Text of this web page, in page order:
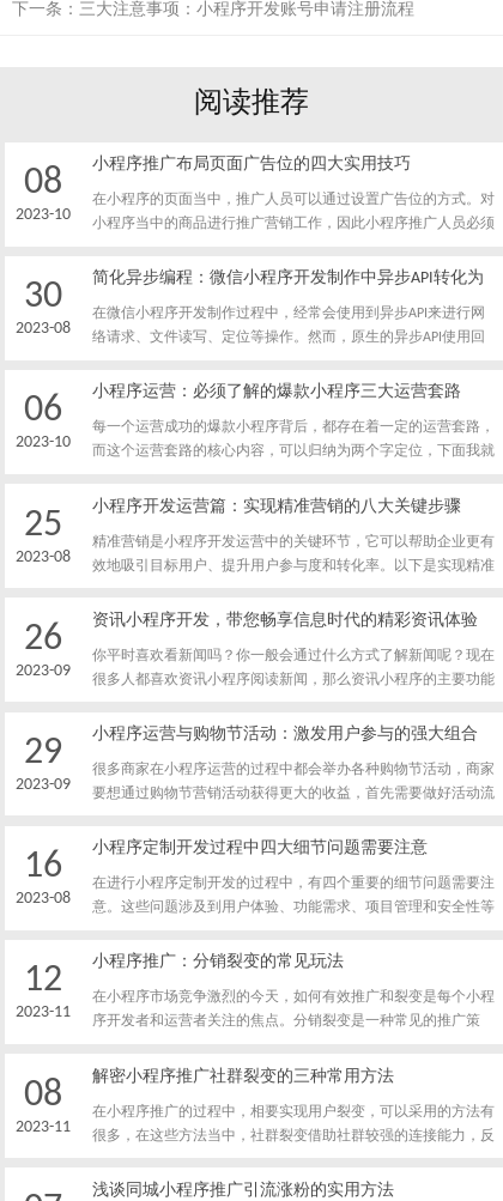
下一条： 三大注意事项：小程序开发账号申请注册流程
阅读推荐
08
2023-10
小程序推广布局页面广告位的四大实用技巧
在小程序的页面当中，推广人员可以通过设置广告位的方式。对
小程序当中的商品进行推广营销工作，因此小程序推广人员必须
推广人员布局页面广告位的实用技巧有哪些。
30
2023-08
简化异步编程：微信小程序开发制作中异步API转化为
Promise
在微信小程序开发制作过程中，经常会使用到异步API来进行网
络请求、文件读写、定位等操作。然而，原生的异步API使用回
性差。为了简化异步编程，可以将异步API转化为Promise对象的
06
2023-10
小程序运营：必须了解的爆款小程序三大运营套路
每一个运营成功的爆款小程序背后，都存在着一定的运营套路，
而这个运营套路的核心内容，可以归纳为两个字定位，下面我就
路有哪些。
25
2023-08
小程序开发运营篇：实现精准营销的八大关键步骤
精准营销是小程序开发运营中的关键环节，它可以帮助企业更有
效地吸引目标用户、提升用户参与度和转化率。以下是实现精准
26
2023-09
资讯小程序开发，带您畅享信息时代的精彩资讯体验
你平时喜欢看新闻吗？你一般会通过什么方式了解新闻呢？现在
很多人都喜欢资讯小程序阅读新闻，那么资讯小程序的主要功能
29
2023-09
小程序运营与购物节活动：激发用户参与的强大组合
很多商家在小程序运营的过程中都会举办各种购物节活动，商家
要想通过购物节营销活动获得更大的收益，首先需要做好活动流
办购物节营销活动的关键步骤都有哪些。
16
2023-08
小程序定制开发过程中四大细节问题需要注意
在进行小程序定制开发的过程中，有四个重要的细节问题需要注
意。这些问题涉及到用户体验、功能需求、项目管理和安全性等
12
2023-11
小程序推广：分销裂变的常见玩法
在小程序市场竞争激烈的今天，如何有效推广和裂变是每个小程
序开发者和运营者关注的焦点。分销裂变是一种常见的推广策
文将介绍几种常见的小程序分销裂变玩法，帮助您实现有效的小
08
2023-11
解密小程序推广社群裂变的三种常用方法
在小程序推广的过程中，相要实现用户裂变，可以采用的方法有
很多，在这些方法当中，社群裂变借助社群较强的连接能力，反
率，下面我就给大家介绍一下，小程序推广过程中进行社群裂变
浅谈同城小程序推广引流涨粉的实用方法